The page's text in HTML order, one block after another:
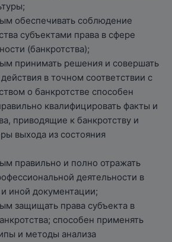
обеспечивать соблюдение
субъектами права в сфере
(банкротства);
принимать решения и совершать
в точном соответствии с
о банкротстве способен
квалифицировать факты и
приводящие к банкротству и
выхода из состояния
правильно и полно отражать
деятельности в
иной документации;
защищать права субъекта в
способен применять
и методы анализа